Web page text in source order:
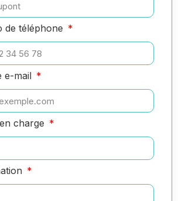
de téléphone
e-mail
charge